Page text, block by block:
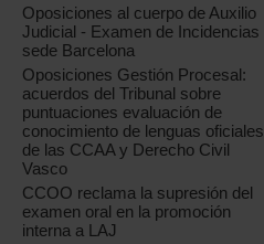
Oposiciones al cuerpo de Auxilio
Judicial - Examen de Incidencias
sede Barcelona
Oposiciones Gestión Procesal:
acuerdos del Tribunal sobre
puntuaciones evaluación de
conocimiento de lenguas oficiales
de las CCAA y Derecho Civil
Vasco
CCOO reclama la supresión del
examen oral en la promoción
interna a LAJ